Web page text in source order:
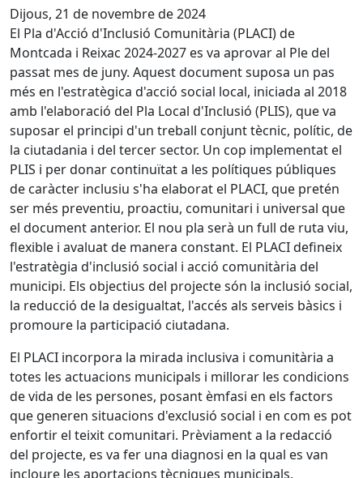
Dijous, 21 de novembre de 2024
El Pla d'Acció d'Inclusió Comunitària (PLACI) de
Montcada i Reixac 2024-2027 es va aprovar al Ple del
passat mes de juny. Aquest document suposa un pas
més en l'estratègica d'acció social local, iniciada al 2018
amb l'elaboració del Pla Local d'Inclusió (PLIS), que va
suposar el principi d'un treball conjunt tècnic, polític, de
la ciutadania i del tercer sector. Un cop implementat el
PLIS i per donar continuïtat a les polítiques públiques
de caràcter inclusiu s'ha elaborat el PLACI, que pretén
ser més preventiu, proactiu, comunitari i universal que
el document anterior. El nou pla serà un full de ruta viu,
flexible i avaluat de manera constant. El PLACI defineix
l'estratègia d'inclusió social i acció comunitària del
municipi. Els objectius del projecte són la inclusió social,
la reducció de la desigualtat, l'accés als serveis bàsics i
promoure la participació ciutadana.
El PLACI incorpora la mirada inclusiva i comunitària a
totes les actuacions municipals i millorar les condicions
de vida de les persones, posant èmfasi en els factors
que generen situacions d'exclusió social i en com es pot
enfortir el teixit comunitari. Prèviament a la redacció
del projecte, es va fer una diagnosi en la qual es van
incloure les aportacions tècniques municipals,